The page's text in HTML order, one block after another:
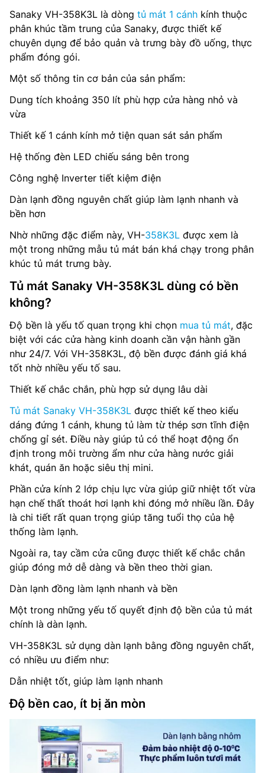
Sanaky VH-358K3L là dòng tủ mát 1 cánh kính thuộc
phân khúc tầm trung của Sanaky, được thiết kế
chuyên dụng để bảo quản và trưng bày đồ uống, thực
phẩm đóng gói.
Một số thông tin cơ bản của sản phẩm:
Dung tích khoảng 350 lít phù hợp cửa hàng nhỏ và
vừa
Thiết kế 1 cánh kính mở tiện quan sát sản phẩm
Hệ thống đèn LED chiếu sáng bên trong
Công nghệ Inverter tiết kiệm điện
Dàn lạnh đồng nguyên chất giúp làm lạnh nhanh và
bền hơn
Nhờ những đặc điểm này, VH-358K3L được xem là
một trong những mẫu tủ mát bán khá chạy trong phân
khúc tủ mát trưng bày.
Tủ mát Sanaky VH-358K3L dùng có bền
không?
Độ bền là yếu tố quan trọng khi chọn mua tủ mát, đặc
biệt với các cửa hàng kinh doanh cần vận hành gần
như 24/7. Với VH-358K3L, độ bền được đánh giá khá
tốt nhờ nhiều yếu tố sau.
Thiết kế chắc chắn, phù hợp sử dụng lâu dài
Tủ mát Sanaky VH-358K3L được thiết kế theo kiểu
dáng đứng 1 cánh, khung tủ làm từ thép sơn tĩnh điện
chống gỉ sét. Điều này giúp tủ có thể hoạt động ổn
định trong môi trường ẩm như cửa hàng nước giải
khát, quán ăn hoặc siêu thị mini.
Phần cửa kính 2 lớp chịu lực vừa giúp giữ nhiệt tốt vừa
hạn chế thất thoát hơi lạnh khi đóng mở nhiều lần. Đây
là chi tiết rất quan trọng giúp tăng tuổi thọ của hệ
thống làm lạnh.
Ngoài ra, tay cầm cửa cũng được thiết kế chắc chắn
giúp đóng mở dễ dàng và bền theo thời gian.
Dàn lạnh đồng làm lạnh nhanh và bền
Một trong những yếu tố quyết định độ bền của tủ mát
chính là dàn lạnh.
VH-358K3L sử dụng dàn lạnh bằng đồng nguyên chất,
có nhiều ưu điểm như:
Dẫn nhiệt tốt, giúp làm lạnh nhanh
Độ bền cao, ít bị ăn mòn